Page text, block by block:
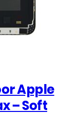
Apple
– Soft